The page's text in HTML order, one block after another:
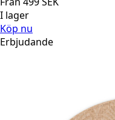
I lager
Köp nu
Erbjudande